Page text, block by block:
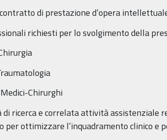
di prestazione d’opera
richiesti per lo svolgimento della
Chirurghi
ricerca e correlata attività assistenziale
per ottimizzare l’inquadramento clinico